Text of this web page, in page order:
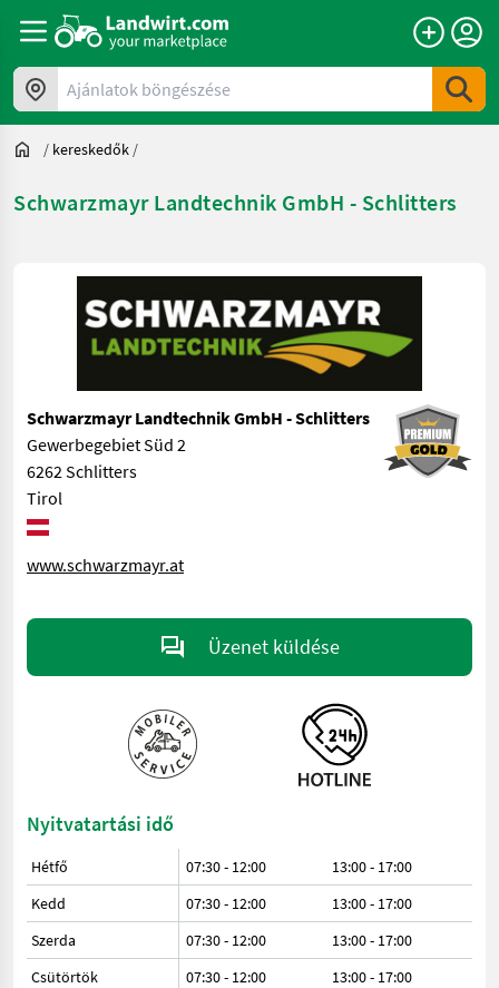
Ajánlatok böngészése
/ kereskedők /
Schwarzmayr Landtechnik GmbH - Schlitters
Schwarzmayr Landtechnik GmbH - Schlitters
Gewerbegebiet Süd 2
6262 Schlitters
Tirol
www.schwarzmayr.at
Üzenet küldése
Nyitvatartási idő
Hétfő 07:30 - 12:00
13:00 - 17:00
Kedd
07:30 - 12:00
13:00 - 17:00
Szerda
07:30 - 12:00
13:00 - 17:00
Csütörtök
07:30 - 12:00
13:00 - 17:00